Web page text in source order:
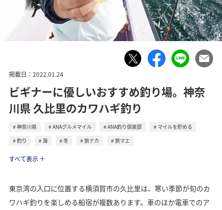
掲載日：2022.01.24
ビギナーに優しいおすすめ釣り場。神奈
川県 久比里のカワハギ釣り
神奈川県 ANAグルメマイル ANA釣り倶楽部
マイルを貯める
釣り
海 冬 旅ナカ
旅マエ
すべて表示
東京湾の入口に位置する横須賀市の久比里は、寒い季節が旬のカ
ワハギ釣りを楽しめる船宿が複数あります。車のほか電車でのア